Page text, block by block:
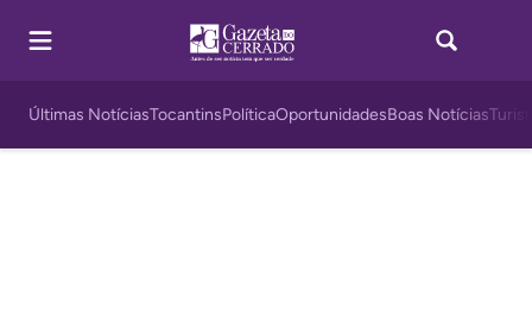
Últimas NotíciasTocantinsPolíticaOportunidadesBoas Notícias